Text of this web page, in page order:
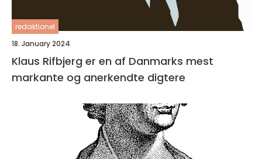
redaktionel
18. January 2024
Klaus Rifbjerg er en af Danmarks mest
markante og anerkendte digtere